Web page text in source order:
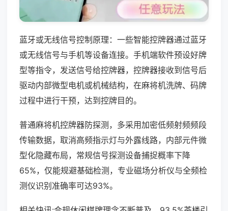
蓝牙或无线信号控制原理：一些智能控牌器通过蓝牙
或无线信号与手机等设备连接。手机端软件预设好牌
型等指令，发送信号给控牌器，控牌器接收到信号后
驱动内部微型电机或机械结构，在麻将机洗牌、码牌
过程中进行干预，达到控牌目的。
普通麻将机控牌器防探测，多采用加密低频射频频段
传输数据，取消高频指示灯与外露线路，内部元件微
型化隐藏布局，常规信号探测设备捕捉概率下降
65%，仅能规避基础检测，专业磁场分析仪与全频检
测仪识别准确率可达93%。